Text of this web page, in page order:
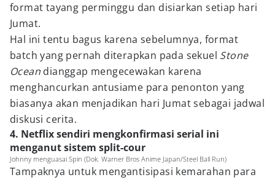
format tayang perminggu dan disiarkan setiap hari
Jumat.
Hal ini tentu bagus karena sebelumnya, format
batch yang pernah diterapkan pada sekuel Stone
Ocean dianggap mengecewakan karena
menghancurkan antusiame para penonton yang
biasanya akan menjadikan hari Jumat sebagai jadwal
diskusi cerita.
4. Netflix sendiri mengkonfirmasi serial ini
menganut sistem split-cour
Johnny menguasai Spin (Dok. Warner Bros Anime Japan/Steel Ball Run)
Tampaknya untuk mengantisipasi kemarahan para